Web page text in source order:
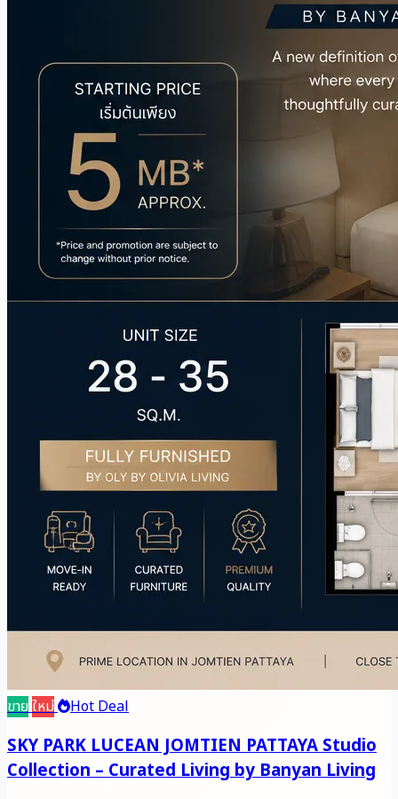
ขายใหม่ Hot Deal
SKY PARK LUCEAN JOMTIEN PATTAYA Studio
Collection – Curated Living by Banyan Living